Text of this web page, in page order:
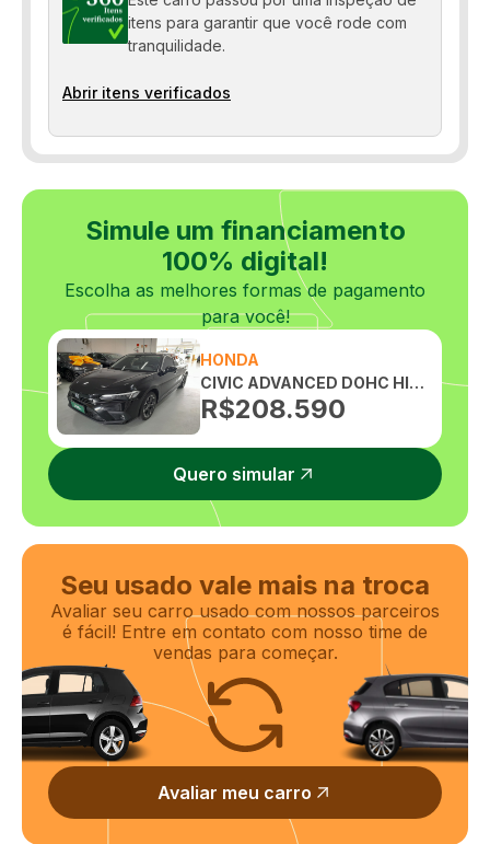
itens para garantir que você rode com
tranquilidade.
Abrir itens verificados
Simule um financiamento
100% digital!
Escolha as melhores formas de pagamento
para você!
HONDA
CIVIC ADVANCED DOHC HIBRIDO HEV 2.0 AUTOMATICO
R$208.590
Quero simular
Seu usado vale mais na troca
Avaliar seu carro usado com nossos parceiros
é fácil! Entre em contato com nosso time de
vendas para começar.
Avaliar meu carro